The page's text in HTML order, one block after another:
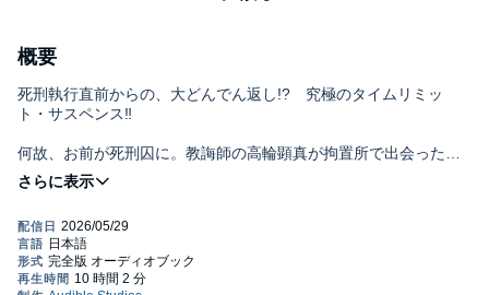
概要
死刑執行直前からの、大どんでん返し!? 究極のタイムリミッ
ト・サスペンス‼
何故、お前が死刑囚に。教誨師の高輪顕真が拘置所で出会った
男、関根要一。かつて、雪山で遭難した彼を命懸けで救ってくれ
た友だ。本当に彼が殺人を犯したのか。調べるほど浮かび上がる
――。無情にも迫る死刑執行の刻、教誨師の執念は友の魂を救え
るか。急転直下の“大どんでん返し”に驚愕必至。究極のタイムリミ
ット・サスペンス。©中山七里／新潮社 (P)2026 Audible, Inc.